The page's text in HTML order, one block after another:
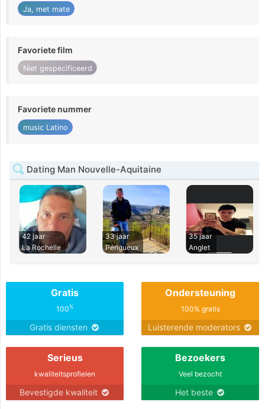
Ja, met mate
Favoriete film
Niet gespecificeerd
Favoriete nummer
music Latino
Dating Man Nouvelle-Aquitaine
42 jaar
La Rochelle
33 jaar
Périgueux
35 jaar
Anglet
Gratis
100%
Gratis diensten
Ondersteuning
100% gratis
Luisterende moderators
Serieus
kwaliteitsprofielen
Bevestigde kwaliteit
Bezoekers
Veel bezocht
Het beste